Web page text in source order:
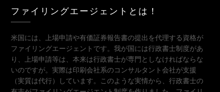
ファイリングエージェントとは！
米国には、上場申請や有価証券報告書の提出を代理する資格が
ファイリングエージェントです。我が国には行政書士制度があ
り、上場申請等は、本来は行政書士が専門としなければならな
いのですが。実際は印刷会社系のコンサルタント会社が支援
（実質は代行）しています。このような実情から、行政書士の